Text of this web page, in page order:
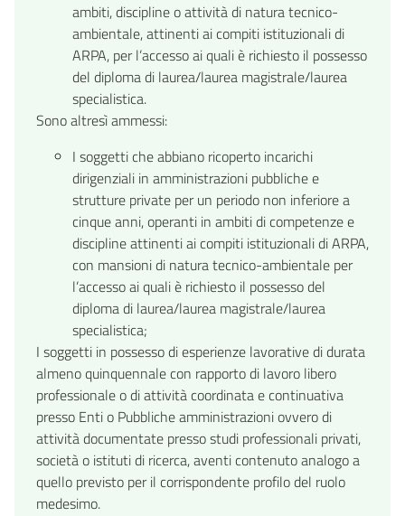
ambiti, discipline o attività di natura tecnico-
ambientale, attinenti ai compiti istituzionali di
ARPA, per l’accesso ai quali è richiesto il possesso
del diploma di laurea/laurea magistrale/laurea
specialistica.
Sono altresì ammessi:
I soggetti che abbiano ricoperto incarichi
dirigenziali in amministrazioni pubbliche e
strutture private per un periodo non inferiore a
cinque anni, operanti in ambiti di competenze e
discipline attinenti ai compiti istituzionali di ARPA,
con mansioni di natura tecnico-ambientale per
l’accesso ai quali è richiesto il possesso del
diploma di laurea/laurea magistrale/laurea
specialistica;
I soggetti in possesso di esperienze lavorative di durata
almeno quinquennale con rapporto di lavoro libero
professionale o di attività coordinata e continuativa
presso Enti o Pubbliche amministrazioni ovvero di
attività documentate presso studi professionali privati,
società o istituti di ricerca, aventi contenuto analogo a
quello previsto per il corrispondente profilo del ruolo
medesimo.